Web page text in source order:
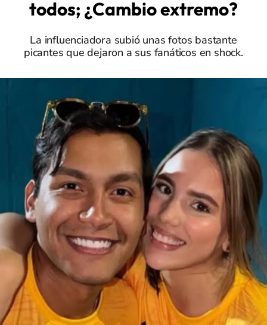
todos; ¿Cambio extremo?
La influenciadora subió unas fotos bastante
picantes que dejaron a sus fanáticos en shock.